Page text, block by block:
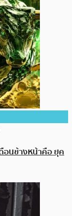
อนข้างหน้าคือ ยุค